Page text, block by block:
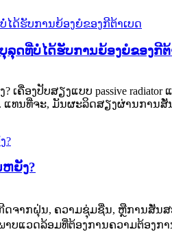
ລຸດທີ່ບໍ່ໄດ້ຮັບການຍ້ອງຍໍຂອງກີຕ້
? ເຄື່ອງປັບສຽງແບບ passive
ແທນທີ່ຈະ, ມັນຜະລິດສຽງຜ່ານການສັ່
ຍັງ?
ດຈາກຝຸ່ນ, ຄວາມຊຸ່ມຊື່ນ, ຫຼືການສັ່ນ
າບແວດລ້ອມທີ່ຕ້ອງການຄວາມຕ້ອງ